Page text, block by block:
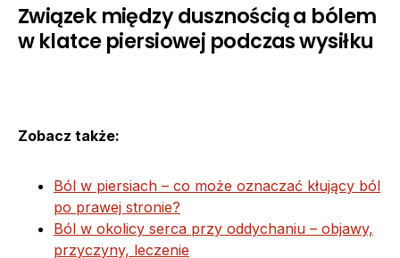
Związek między dusznością a bólem
w klatce piersiowej podczas wysiłku
Zobacz także:
Ból w piersiach – co może oznaczać kłujący ból
po prawej stronie?
Ból w okolicy serca przy oddychaniu – objawy,
przyczyny, leczenie